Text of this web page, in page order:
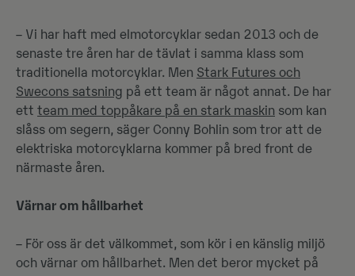
– Vi har haft med elmotorcyklar sedan 2013 och de
senaste tre åren har de tävlat i samma klass som
traditionella motorcyklar. Men Stark Futures och
Swecons satsning på ett team är något annat. De har
ett team med toppåkare på en stark maskin som kan
slåss om segern, säger Conny Bohlin som tror att de
elektriska motorcyklarna kommer på bred front de
närmaste åren.
Värnar om hållbarhet
– För oss är det välkommet, som kör i en känslig miljö
och värnar om hållbarhet. Men det beror mycket på